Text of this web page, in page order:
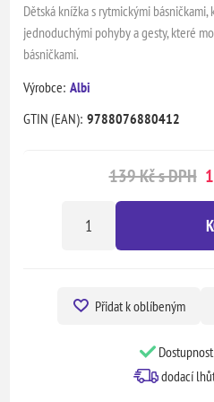
Dětská knížka s rytmickými
jednoduchými pohyby a gesty, které
básničkami.
Výrobce: Albi
GTIN (EAN): 9788076880412
139 Kč s DPH
Přidat k oblíbeným
dodací